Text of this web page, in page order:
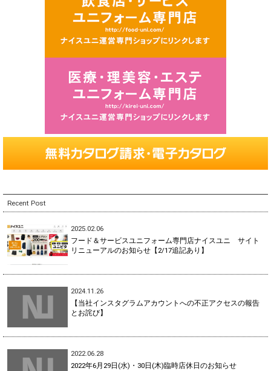
Recent Post
2025.02.06
フード＆サービスユニフォーム専門店ナイスユニ サイト
リニューアルのお知らせ【2/17追記あり】
2024.11.26
【当社インスタグラムアカウントへの不正アクセスの報告
とお詫び】
2022.06.28
2022年6月29日(水)・30日(木)臨時店休日のお知らせ